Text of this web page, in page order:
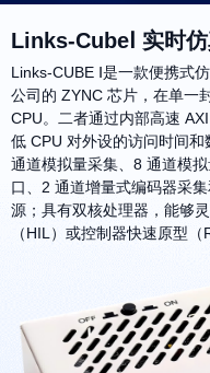
Links-CubeⅠ 实时
Links-CUBE Ⅰ是一款便携式
公司的 ZYNC 芯片，在单一
CPU。二者通过内部高速
低 CPU 对外设的访问时间
通道模拟量采集、8 通道模
口、2 通道增量式编码器采
源；具有双核处理器，能够
（HIL）或控制器快速原型（